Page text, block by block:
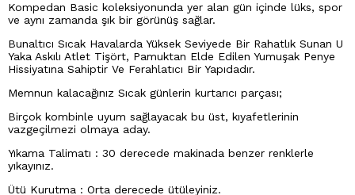
Kompedan Basic koleksiyonunda yer alan gün içinde lüks, spor
ve aynı zamanda şık bir görünüş sağlar.
Bunaltıcı Sıcak Havalarda Yüksek Seviyede Bir Rahatlık Sunan U
Yaka Askılı Atlet Tişört, Pamuktan Elde Edilen Yumuşak Penye
Hissiyatına Sahiptir Ve Ferahlatıcı Bir Yapıdadır.
Memnun kalacağınız Sıcak günlerin kurtarıcı parçası;
Birçok kombinle uyum sağlayacak bu üst, kıyafetlerinin
vazgeçilmezi olmaya aday.
Yıkama Talimatı : 30 derecede makinada benzer renklerle
yıkayınız.
Ütü Kurutma : Orta derecede ütüleyiniz.